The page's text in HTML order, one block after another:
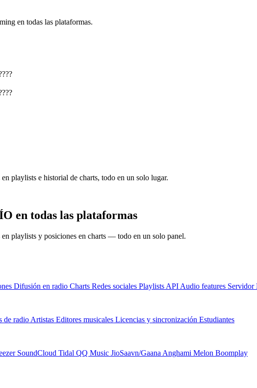
en todas las plataformas.
playlists e historial de charts, todo en un solo lugar.
en todas las plataformas
playlists y posiciones en charts — todo en un solo panel.
Difusión en radio Charts Redes sociales Playlists API Audio features Servidor
de radio Artistas Editores musicales Licencias y sincronización Estudiantes
SoundCloud Tidal QQ Music JioSaavn/Gaana Anghami Melon Boomplay